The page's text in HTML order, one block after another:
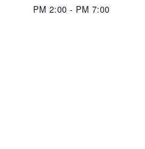
PM 2:00 - PM 7:00